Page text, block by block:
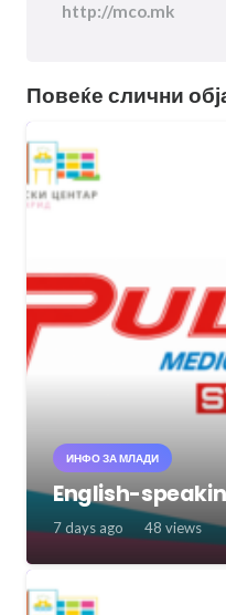
http://mco.mk
Повеќе слични
ИНФО ЗА МЛАДИ
English-
7 days ago 48 views